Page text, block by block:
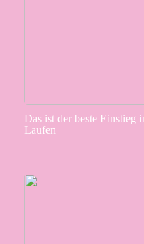
Das ist der beste Einstieg
Laufen